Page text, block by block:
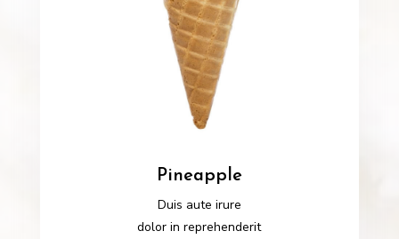
Pineapple
Duis aute irure
dolor in reprehenderit